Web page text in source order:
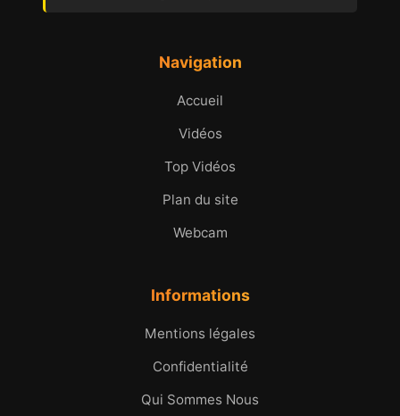
Navigation
Accueil
Vidéos
Top Vidéos
Plan du site
Webcam
Informations
Mentions légales
Confidentialité
Qui Sommes Nous